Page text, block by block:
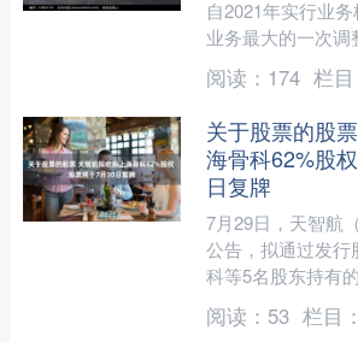
自2021年实行业
业务最大的一次调
进一步提升AI to B
《财经》....
阅读： 174 栏目
关于股票的股
海骨科62%股
日复牌
7月29日，天智航
公告，拟通过发行
科等5名股东持有
并募集配套资金。
署日，标的资....
阅读： 53 栏目：